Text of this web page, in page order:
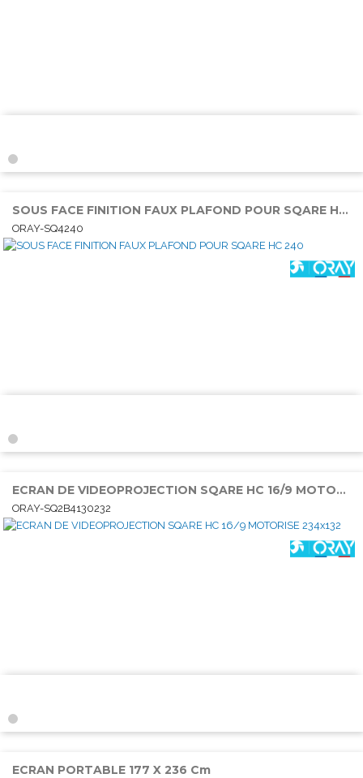
SOUS FACE FINITION FAUX PLAFOND POUR SQARE HC 240
ORAY-SQ4240
ECRAN DE VIDEOPROJECTION SQARE HC 16/9 MOTORISE 234x132
ORAY-SQ2B4130232
ECRAN PORTABLE 177 X 236 Cm